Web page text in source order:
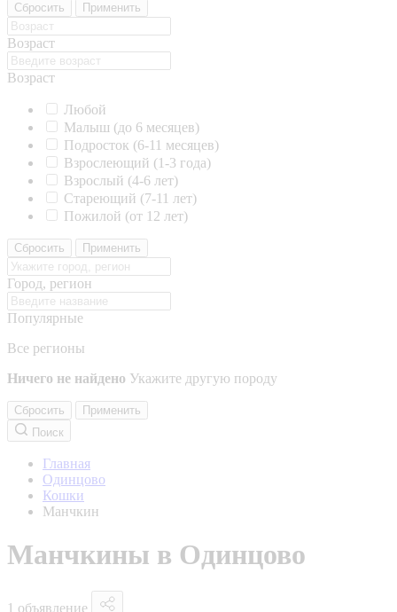
Сбросить Применить
Возраст
Возраст
Любой
Малыш (до 6 месяцев)
Подросток (6-11 месяцев)
Взрослеющий (1-3 года)
Взрослый (4-6 лет)
Стареющий (7-11 лет)
Пожилой (от 12 лет)
Сбросить Применить
Город, регион
Популярные
Все регионы
Ничего не найдено Укажите другую породу
Сбросить
Применить
Поиск
Главная
Одинцово
Кошки
Манчкин
Манчкины в Одинцово
1 объявление